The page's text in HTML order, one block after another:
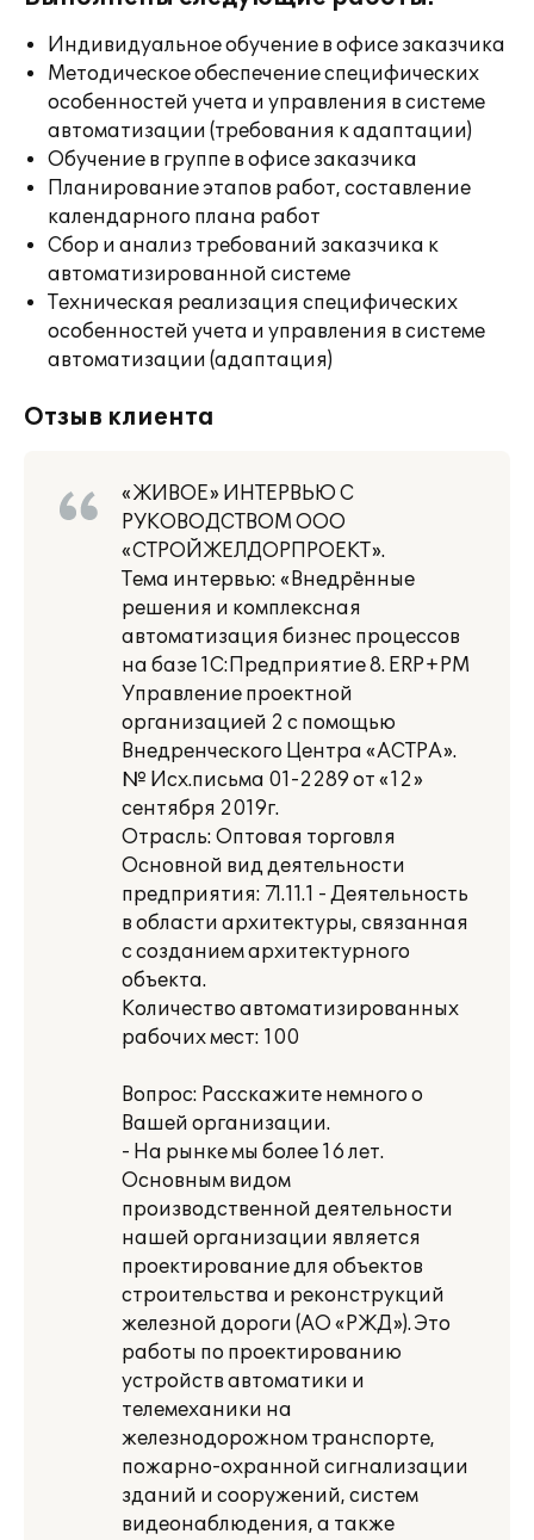
Индивидуальное обучение в офисе заказчика
Методическое обеспечение специфических
особенностей учета и управления в системе
автоматизации (требования к адаптации)
Обучение в группе в офисе заказчика
Планирование этапов работ, составление
календарного плана работ
Сбор и анализ требований заказчика к
автоматизированной системе
Техническая реализация специфических
особенностей учета и управления в системе
автоматизации (адаптация)
Отзыв клиента
«ЖИВОЕ» ИНТЕРВЬЮ С
РУКОВОДСТВОМ ООО
«СТРОЙЖЕЛДОРПРОЕКТ».
Тема интервью: «Внедрённые
решения и комплексная
автоматизация бизнес процессов
на базе 1С:Предприятие 8. ERP+PM
Управление проектной
организацией 2 с помощью
Внедренческого Центра «АСТРА».
№ Исх.письма 01-2289 от «12»
сентября 2019г.
Отрасль: Оптовая торговля
Основной вид деятельности
предприятия: 71.11.1 - Деятельность
в области архитектуры, связанная
с созданием архитектурного
объекта.
Количество автоматизированных
рабочих мест: 100
Вопрос: Расскажите немного о
Вашей организации.
- На рынке мы более 16 лет.
Основным видом
производственной деятельности
нашей организации является
проектирование для объектов
строительства и реконструкций
железной дороги (АО «РЖД»). Это
работы по проектированию
устройств автоматики и
телемеханики на
железнодорожном транспорте,
пожарно-охранной сигнализации
зданий и сооружений, систем
видеонаблюдения, а также